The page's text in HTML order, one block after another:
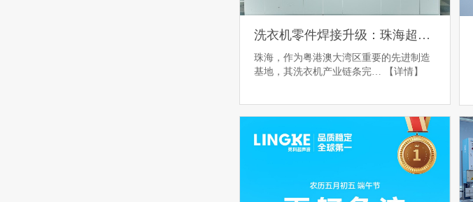
洗衣机零件焊接升级：珠海超声波焊接技术引领精密制造新浪潮
珠海，作为粤港澳大湾区重要的先进制造
基地，其洗衣机产业链条完…
【详情】